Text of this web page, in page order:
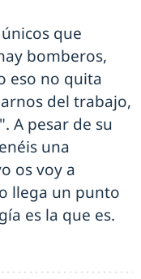
que
bomberos,
eso no quita
del trabajo,
A pesar de su
una
os voy a
llega un punto
es la que es.